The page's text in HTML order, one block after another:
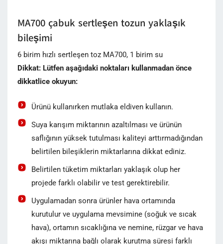
MA700 çabuk sertleşen tozun yaklaşık
bileşimi
6 birim hızlı sertleşen toz MA700, 1 birim su
Dikkat: Lütfen aşağıdaki noktaları kullanmadan önce
dikkatlice okuyun:
Ürünü kullanırken mutlaka eldiven kullanın.
Suya karışım miktarının azaltılması ve ürünün
saflığının yüksek tutulması kaliteyi arttırmadığından
belirtilen bileşiklerin miktarlarına dikkat ediniz.
Belirtilen tüketim miktarları yaklaşık olup her
projede farklı olabilir ve test gerektirebilir.
Uygulamadan sonra ürünler hava ortamında
kurutulur ve uygulama mevsimine (soğuk ve sıcak
hava), ortamın sıcaklığına ve nemine, rüzgar ve hava
akışı miktarına bağlı olarak kurutma süresi farklı